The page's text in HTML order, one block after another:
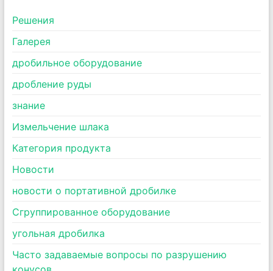
Pешения
Галерея
дробильное оборудование
дробление руды
знание
Измельчение шлака
Категория продукта
Новости
новости о портативной дробилке
Сгруппированное оборудование
угольная дробилка
Часто задаваемые вопросы по разрушению